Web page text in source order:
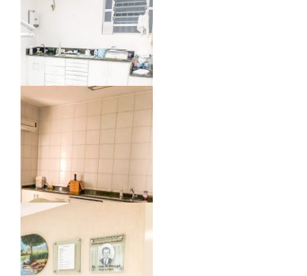
09
07